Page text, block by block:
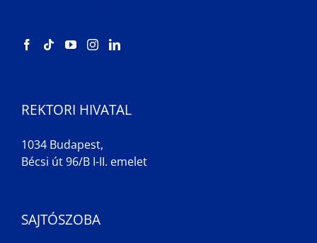
REKTORI HIVATAL
1034 Budapest,
Bécsi út 96/B I-II. emelet
SAJTÓSZOBA